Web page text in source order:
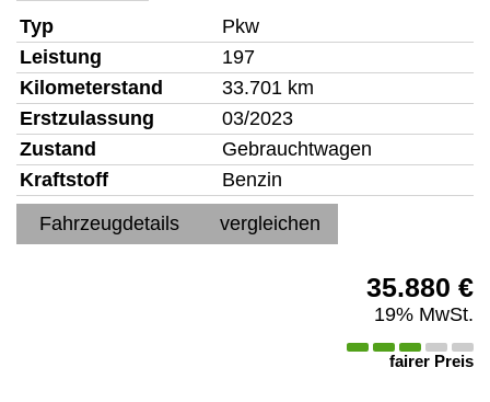
Typ
Pkw
Leistung
197
Kilometerstand
33.701 km
Erstzulassung
03/2023
Zustand
Gebrauchtwagen
Kraftstoff
Benzin
Fahrzeugdetails
vergleichen
35.880 €
19% MwSt.
fairer Preis